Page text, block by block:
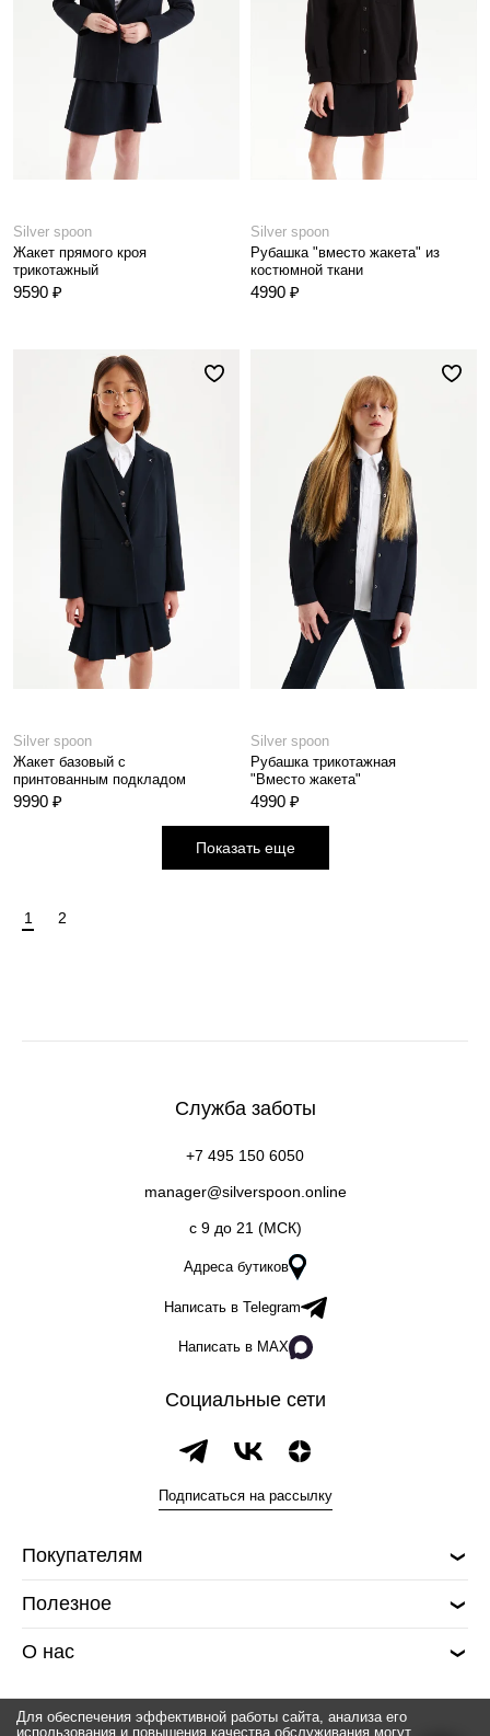
Silver spoon
Жакет прямого кроя
трикотажный
9590 ₽
Silver spoon
Рубашка "вместо жакета" из
костюмной ткани
4990 ₽
Silver spoon
Жакет базовый с
принтованным подкладом
9990 ₽
Silver spoon
Рубашка трикотажная
"Вместо жакета"
4990 ₽
Показать еще
1 2
Служба заботы
+7 495 150 6050
manager@silverspoon.online
c 9 до 21 (МСК)
Адреса бутиков
Написать в Telegram
Написать в MAX
Социальные сети
Подписаться на рассылку
Покупателям
Полезное
О нас
Для обеспечения эффективной работы сайта, анализа его
использования и повышения качества обслуживания могут